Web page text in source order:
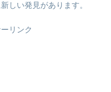
しい発見があります。
リンク